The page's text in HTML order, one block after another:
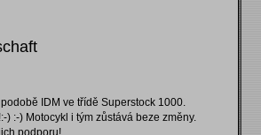
IDM ve třídě Superstock 1000.
:-) Motocykl i tým zůstává beze změny.
podporu!